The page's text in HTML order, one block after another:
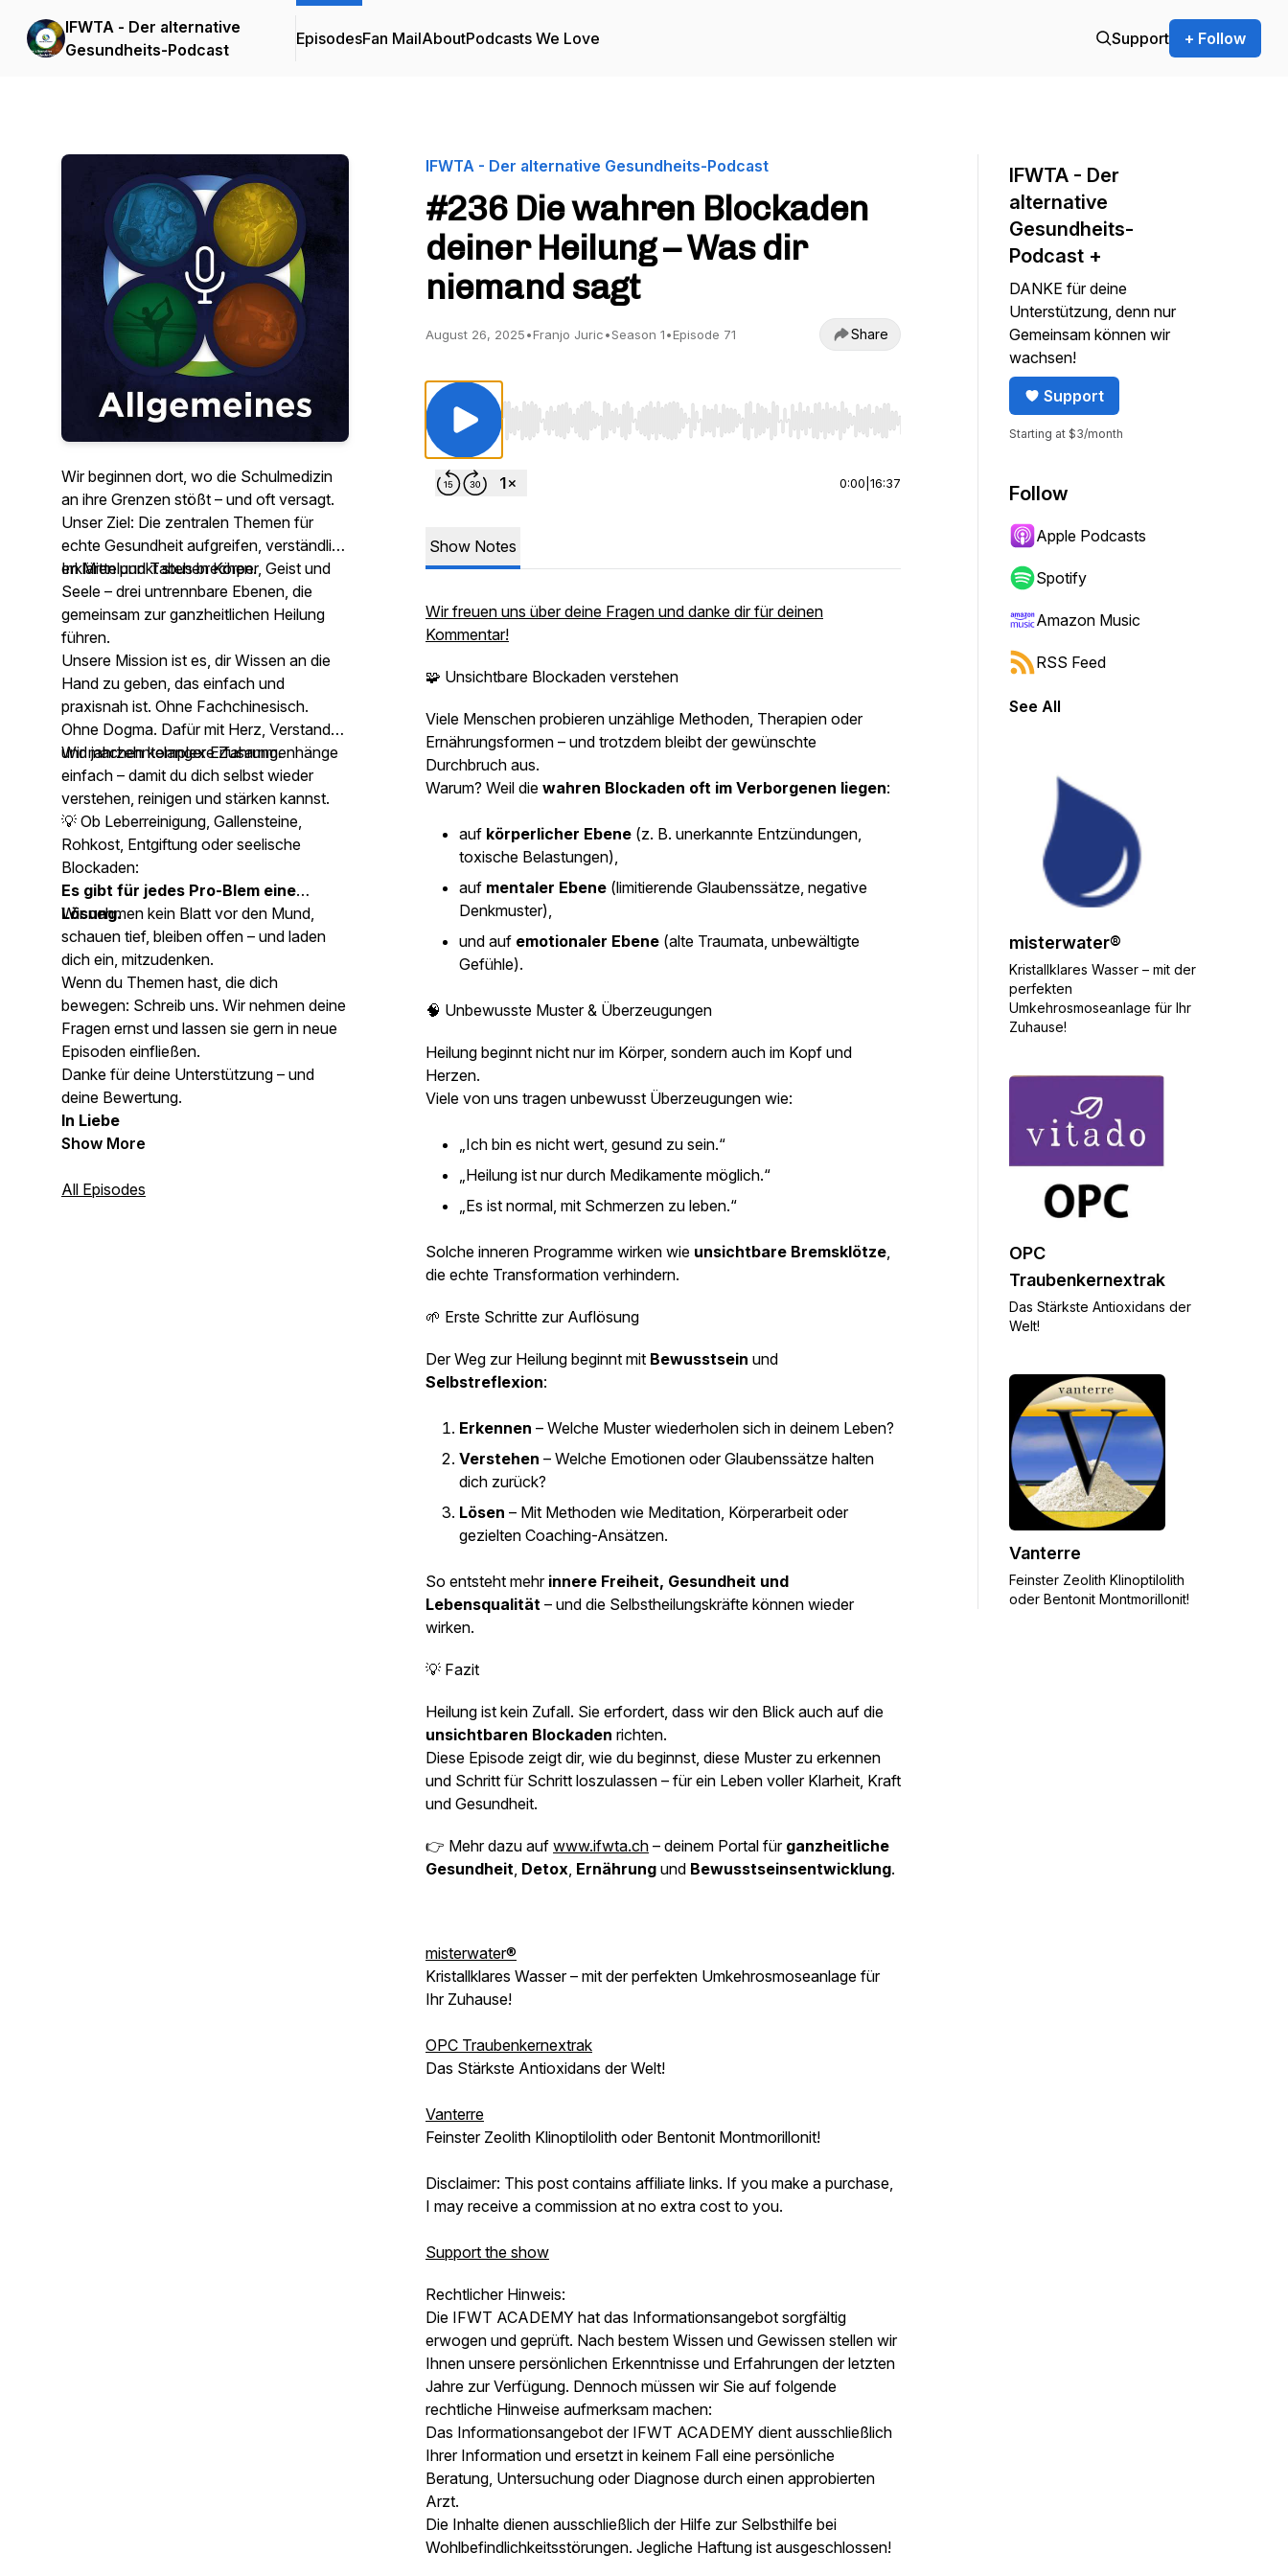
IFWTA - Der alternative
Gesundheits-Podcast
EpisodesFan MailAboutPodcasts We Love Support + Follow
Wir beginnen dort, wo die Schulmedizin
an ihre Grenzen stößt – und oft versagt.
Unser Ziel: Die zentralen Themen für
echte Gesundheit aufgreifen, verständlich
erklären und Tabus brechen.
Im Mittelpunkt stehen Körper, Geist und
Seele – drei untrennbare Ebenen, die
gemeinsam zur ganzheitlichen Heilung
führen.
Unsere Mission ist es, dir Wissen an die
Hand zu geben, das einfach und
praxisnah ist. Ohne Fachchinesisch.
Ohne Dogma. Dafür mit Herz, Verstand
und jahrzehntelanger Erfahrung.
Wir machen komplexe Zusammenhänge
einfach – damit du dich selbst wieder
verstehen, reinigen und stärken kannst.
💡 Ob Leberreinigung, Gallensteine,
Rohkost, Entgiftung oder seelische
Blockaden:
Es gibt für jedes Pro-Blem eine
Lösung.
Wir nehmen kein Blatt vor den Mund,
schauen tief, bleiben offen – und laden
dich ein, mitzudenken.
Wenn du Themen hast, die dich
bewegen: Schreib uns. Wir nehmen deine
Fragen ernst und lassen sie gern in neue
Episoden einfließen.
Danke für deine Unterstützung – und
deine Bewertung.
In Liebe
Show More
All Episodes
IFWTA - Der alternative Gesundheits-Podcast
#236 Die wahren Blockaden
deiner Heilung – Was dir
niemand sagt
August 26, 2025•Franjo Juric•Season 1•Episode 71 Share
Use Left/Right to seek, Home/End to jump to start or end. Hold shift to jump forward or backward.
0:00 16:37
Show Notes
Wir freuen uns über deine Fragen und danke dir für deinen
Kommentar!
🧩 Unsichtbare Blockaden verstehen
Viele Menschen probieren unzählige Methoden, Therapien oder
Ernährungsformen – und trotzdem bleibt der gewünschte
Durchbruch aus.
Warum? Weil die wahren Blockaden oft im Verborgenen liegen:
auf körperlicher Ebene (z. B. unerkannte Entzündungen,
toxische Belastungen),
auf mentaler Ebene (limitierende Glaubenssätze, negative
Denkmuster),
und auf emotionaler Ebene (alte Traumata, unbewältigte
Gefühle).
🧠 Unbewusste Muster & Überzeugungen
Heilung beginnt nicht nur im Körper, sondern auch im Kopf und
Herzen.
Viele von uns tragen unbewusst Überzeugungen wie:
„Ich bin es nicht wert, gesund zu sein.“
„Heilung ist nur durch Medikamente möglich.“
„Es ist normal, mit Schmerzen zu leben.“
Solche inneren Programme wirken wie unsichtbare Bremsklötze,
die echte Transformation verhindern.
🌱 Erste Schritte zur Auflösung
Der Weg zur Heilung beginnt mit Bewusstsein und
Selbstreflexion:
Erkennen – Welche Muster wiederholen sich in deinem Leben?
Verstehen – Welche Emotionen oder Glaubenssätze halten
dich zurück?
Lösen – Mit Methoden wie Meditation, Körperarbeit oder
gezielten Coaching-Ansätzen.
So entsteht mehr innere Freiheit, Gesundheit und
Lebensqualität – und die Selbstheilungskräfte können wieder
wirken.
💡 Fazit
Heilung ist kein Zufall. Sie erfordert, dass wir den Blick auch auf die
unsichtbaren Blockaden richten.
Diese Episode zeigt dir, wie du beginnst, diese Muster zu erkennen
und Schritt für Schritt loszulassen – für ein Leben voller Klarheit, Kraft
und Gesundheit.
👉 Mehr dazu auf www.ifwta.ch – deinem Portal für ganzheitliche
Gesundheit, Detox, Ernährung und Bewusstseinsentwicklung.
misterwater®
Kristallklares Wasser – mit der perfekten Umkehrosmoseanlage für
Ihr Zuhause!
OPC Traubenkernextrak
Das Stärkste Antioxidans der Welt!
Vanterre
Feinster Zeolith Klinoptilolith oder Bentonit Montmorillonit!
Disclaimer: This post contains affiliate links. If you make a purchase,
I may receive a commission at no extra cost to you.
Support the show
Rechtlicher Hinweis:
Die IFWT ACADEMY hat das Informationsangebot sorgfältig
erwogen und geprüft. Nach bestem Wissen und Gewissen stellen wir
Ihnen unsere persönlichen Erkenntnisse und Erfahrungen der letzten
Jahre zur Verfügung. Dennoch müssen wir Sie auf folgende
rechtliche Hinweise aufmerksam machen:
Das Informationsangebot der IFWT ACADEMY dient ausschließlich
Ihrer Information und ersetzt in keinem Fall eine persönliche
Beratung, Untersuchung oder Diagnose durch einen approbierten
Arzt.
Die Inhalte dienen ausschließlich der Hilfe zur Selbsthilfe bei
Wohlbefindlichkeitsstörungen. Jegliche Haftung ist ausgeschlossen!
IFWTA - Der
alternative
Gesundheits-
Podcast +
DANKE für deine
Unterstützung, denn nur
Gemeinsam können wir
wachsen!
Support
Starting at $3/month
Follow
Apple Podcasts
Spotify
Amazon Music
RSS Feed
See All
misterwater®
Kristallklares Wasser – mit der
perfekten
Umkehrosmoseanlage für Ihr
Zuhause!
OPC
Traubenkernextrak
Das Stärkste Antioxidans der
Welt!
Vanterre
Feinster Zeolith Klinoptilolith
oder Bentonit Montmorillonit!